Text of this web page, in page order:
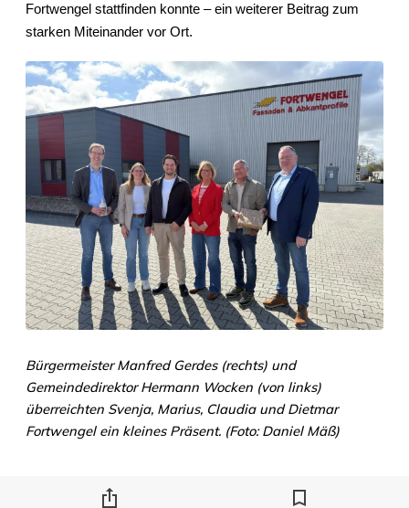
Fortwengel stattfinden konnte – ein weiterer Beitrag zum
starken Miteinander vor Ort.
Bürgermeister Manfred Gerdes (rechts) und
Gemeindedirektor Hermann Wocken (von links)
überreichten Svenja, Marius, Claudia und Dietmar
Fortwengel ein kleines Präsent. (Foto: Daniel Mäß)